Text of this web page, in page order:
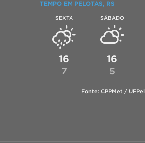
TEMPO EM PELOTAS, RS
SEXTA
16
7
SÁBADO
16
5
Fonte: CPPMet / UFPel